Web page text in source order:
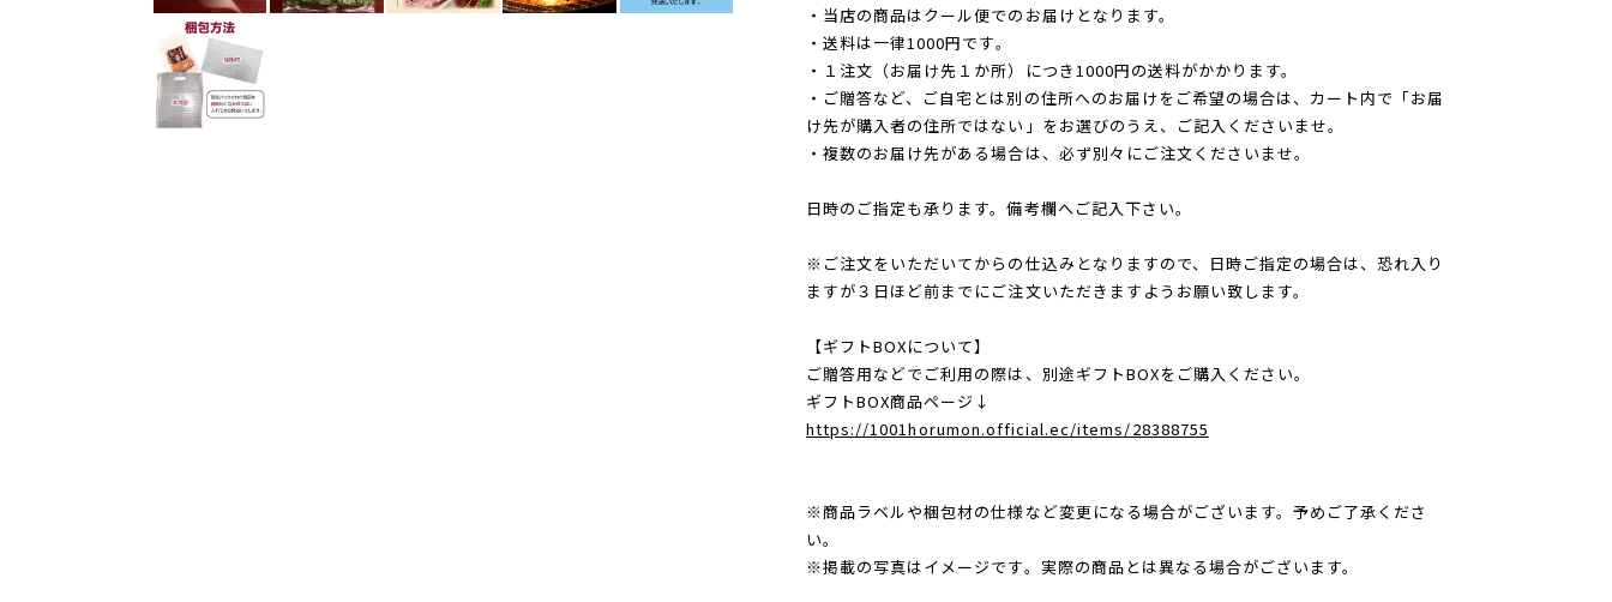
・当店の商品はクール便でのお届けとなります。
・送料は一律1000円です。
・１注文（お届け先１か所）につき1000円の送料がかかります。
・ご贈答など、ご自宅とは別の住所へのお届けをご希望の場合は、カート内で「お届
け先が購入者の住所ではない」をお選びのうえ、ご記入くださいませ。
・複数のお届け先がある場合は、必ず別々にご注文くださいませ。
日時のご指定も承ります。備考欄へご記入下さい。
※ご注文をいただいてからの仕込みとなりますので、日時ご指定の場合は、恐れ入り
ますが３日ほど前までにご注文いただきますようお願い致します。
【ギフトBOXについて】
ご贈答用などでご利用の際は、別途ギフトBOXをご購入ください。
ギフトBOX商品ページ↓
https://1001horumon.official.ec/items/28388755
※商品ラベルや梱包材の仕様など変更になる場合がございます。予めご了承くださ
い。
※掲載の写真はイメージです。実際の商品とは異なる場合がございます。